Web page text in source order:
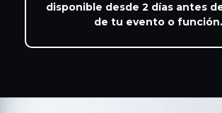
disponible desde 2 días antes
de tu evento o función.